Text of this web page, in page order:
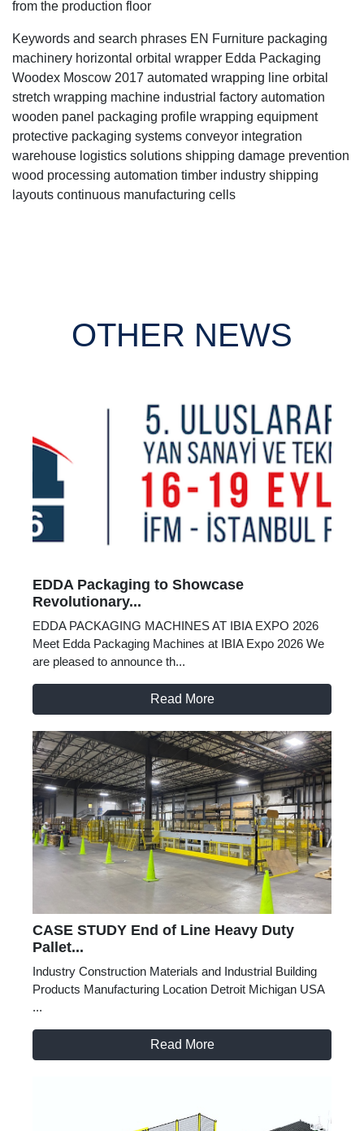
from the production floor
Keywords and search phrases EN Furniture packaging
machinery horizontal orbital wrapper Edda Packaging
Woodex Moscow 2017 automated wrapping line orbital
stretch wrapping machine industrial factory automation
wooden panel packaging profile wrapping equipment
protective packaging systems conveyor integration
warehouse logistics solutions shipping damage prevention
wood processing automation timber industry shipping
layouts continuous manufacturing cells
OTHER NEWS
EDDA Packaging to Showcase
Revolutionary...
EDDA PACKAGING MACHINES AT IBIA EXPO 2026
Meet Edda Packaging Machines at IBIA Expo 2026 We
are pleased to announce th...
Read More
CASE STUDY End of Line Heavy Duty
Pallet...
Industry Construction Materials and Industrial Building
Products Manufacturing Location Detroit Michigan USA
...
Read More